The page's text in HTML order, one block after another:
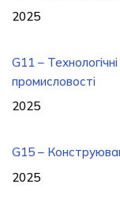
2025
G11 –
промисловості
2025
G15 –
2025